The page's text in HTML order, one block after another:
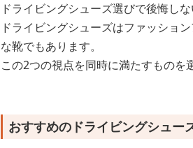
ドライビングシューズ選びで後悔し
ドライビングシューズはファッショ
な靴でもあります。
この2つの視点を同時に満たすものを
おすすめのドライビングシュー